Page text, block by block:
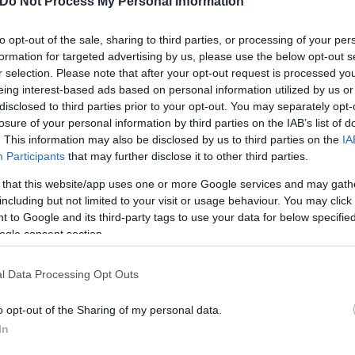
opt-out of the sale, sharing to third parties, or processing of your
for targeted advertising by us, please use the below opt-out
selection. Please note that after your opt-out request is processed
interest-based ads based on personal information utilized by us
to third parties prior to your opt-out. You may separately
of your personal information by third parties on the IAB’s list of
This information may also be disclosed by us to third parties on the
Participants that may further disclose it to other third parties.
that this website/app uses one or more Google services and may
but not limited to your visit or usage behaviour. You may
to Google and its third-party tags to use your data for below
consent section.
Data Processing Opt Outs
opt-out of the Sharing of my personal data.
για όλους»
, απαντώντας στο κύμα
ανεξαιρέτως». Υπογράμμισε ότι τα
ότι κάθε επιχείρηση που θεωρεί πως
στους πελάτες